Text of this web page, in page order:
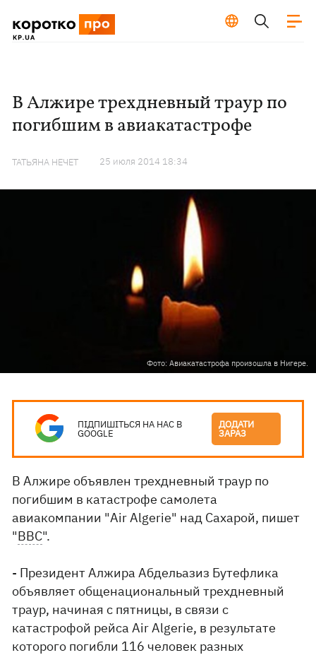
В Алжире трехдневный траур по
погибшим в авиакатастрофе
ТАТЬЯНА НЕЧЕТ 25 июля 2014 18:34
Фото: Авиакатастрофа произошла в Нигере.
ПІДПИШІТЬСЯ НА НАС В
GOOGLE
ДОДАТИ
ЗАРАЗ
В Алжире объявлен трехдневный траур по
погибшим в катастрофе самолета
авиакомпании "Air Algerie" над Сахарой, пишет
"ВВС".
- Президент Алжира Абдельазиз Бутефлика
объявляет общенациональный трехдневный
траур, начиная с пятницы, в связи с
катастрофой рейса Air Algerie, в результате
которого погибли 116 человек разных